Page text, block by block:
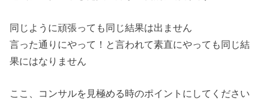
同じように頑張っても同じ結果は出ません
言った通りにやって！ と言われて素直にやっても同じ結
果にはなりません
ここ、コンサルを見極める時のポイントにしてください